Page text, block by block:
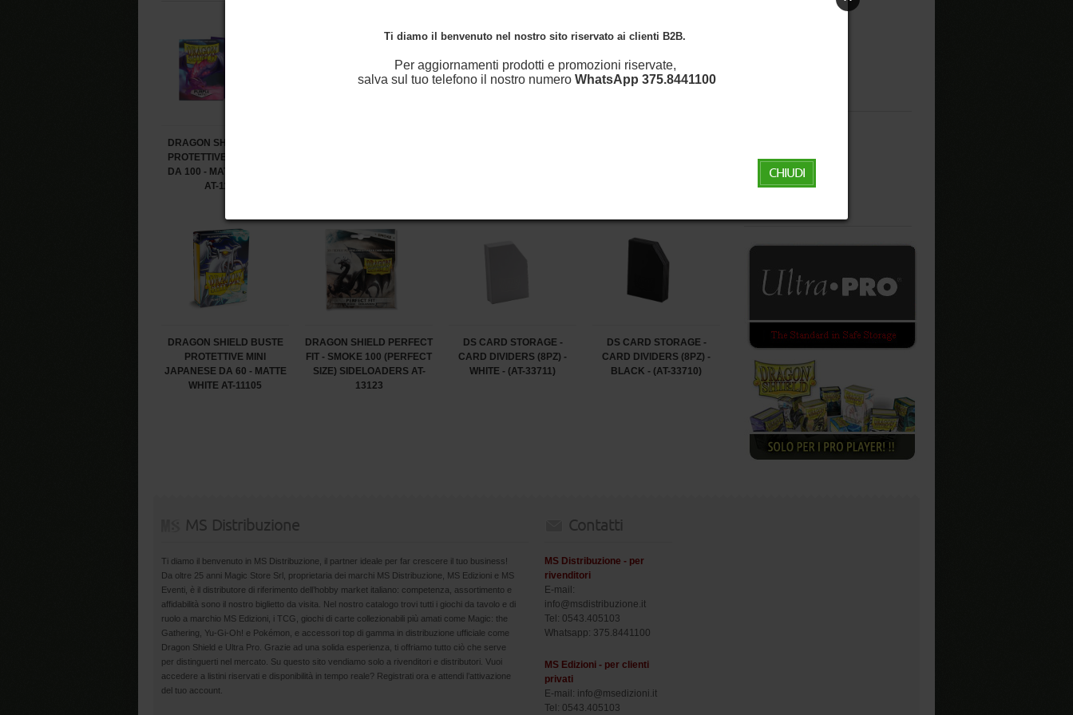
Ti diamo il benvenuto nel nostro sito riservato ai clienti B2B.
Per aggiornamenti prodotti e promozioni riservate,
salva sul tuo telefono il nostro numero WhatsApp 375.8441100‬
CHIUDI
DRAGON SHIELD BUSTE
PROTETTIVE STANDARD
DA 100 - MATTE PURPLE
AT-11009
DRAGON SHIELD BUSTE
PROTETTIVE MINI
JAPANESE DA 60 - MATTE
WHITE AT-11105
DRAGON SHIELD PERFECT
FIT - SMOKE 100 (PERFECT
SIZE) SIDELOADERS AT-
13123
DS CARD STORAGE -
CARD DIVIDERS (8PZ) -
WHITE - (AT-33711)
DS CARD STORAGE -
CARD DIVIDERS (8PZ) -
BLACK - (AT-33710)
Giochi da Tavolo
Come ordinare
Area rivenditori
Area clienti
MS Distribuzione
Ti diamo il benvenuto in MS Distribuzione, il partner ideale per far crescere il tuo business!
Da oltre 25 anni Magic Store Srl, proprietaria dei marchi MS Distribuzione, MS Edizioni e MS
Eventi, è il distributore di riferimento dell’hobby market italiano: competenza, assortimento e
affidabilità sono il nostro biglietto da visita. Nel nostro catalogo trovi tutti i giochi da tavolo e di
ruolo a marchio MS Edizioni, i TCG, giochi di carte collezionabili più amati come Magic: the
Gathering, Yu-Gi-Oh! e Pokémon, e accessori top di gamma in distribuzione ufficiale come
Dragon Shield e Ultra Pro. Grazie ad una solida esperienza, ti offriamo tutto ciò che serve
per distinguerti nel mercato. Su questo sito vendiamo solo a rivenditori e distributori. Vuoi
accedere a listini riservati e disponibilità in tempo reale? Registrati ora e attendi l’attivazione
del tuo account.
Contatti
MS Distribuzione - per
rivenditori
E-mail:
info@msdistribuzione.it
Tel: 0543.405103
Whatsapp: 375.8441100
MS Edizioni - per clienti
privati
E-mail: info@msedizioni.it
Tel: 0543.405103